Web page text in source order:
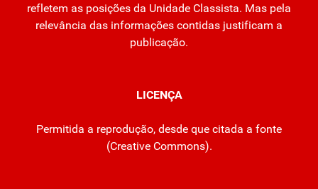
refletem as posições da Unidade Classista. Mas pela
relevância das informações contidas justificam a
publicação.
LICENÇA
Permitida a reprodução, desde que citada a fonte
(Creative Commons).